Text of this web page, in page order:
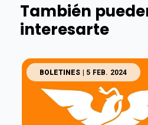
También
interesarte
BOLETINES | 5 FEB. 2024